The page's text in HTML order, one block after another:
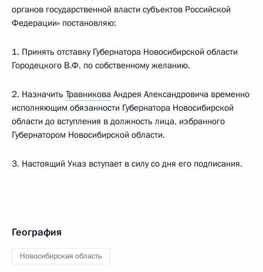
органов государственной власти субъектов Российской
Федерации» постановляю:
1. Принять отставку Губернатора Новосибирской области
Городецкого В.Ф. по собственному желанию.
2. Назначить Травникова Андрея Александровича временно
исполняющим обязанности Губернатора Новосибирской
области до вступления в должность лица, избранного
Губернатором Новосибирской области.
3. Настоящий Указ вступает в силу со дня его подписания.
География
Новосибирская область